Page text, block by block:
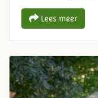
Lees meer